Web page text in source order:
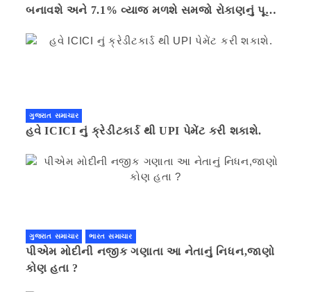
બનાવશે અને 7.1% વ્યાજ મળશે સમજો રોકાણનું પૂરું
ગુજરાત સમાચાર
હવે ICICI નું ક્રેડીટકાર્ડ થી UPI પેમેંટ કરી શકાશે.
ગુજરાત સમાચાર ભારત સમાચાર
પીએમ મોદીની નજીક ગણાતા આ નેતાનું નિધન,જાણો
કોણ હતા ?